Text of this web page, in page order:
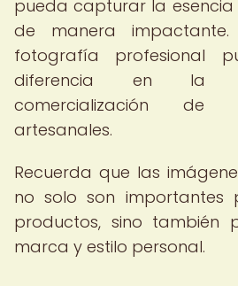
pueda capturar la esencia
de manera
fotografía profesional
diferencia en la
comercialización de
artesanales.
Recuerda que las
no solo son importantes
productos, sino también
marca y estilo personal.